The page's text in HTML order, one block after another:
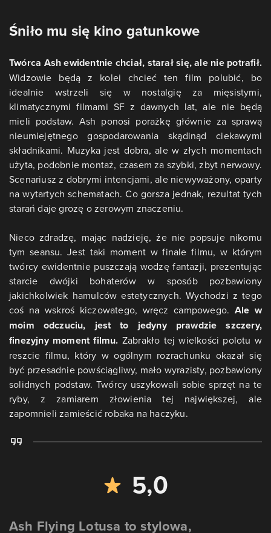
Śniło mu się kino gatunkowe
Twórca Ash ewidentnie chciał, starał się, ale nie potrafił.
Widzowie będą z kolei chcieć ten film polubić, bo
idealnie wstrzeli się w nostalgię za mięsistymi,
klimatycznymi filmami SF z dawnych lat, ale nie będą
mieli podstaw. Ash ponosi porażkę głównie za sprawą
nieumiejętnego gospodarowania skądinąd ciekawymi
składnikami. Muzyka jest dobra, ale w złych momentach
użyta, podobnie montaż, czasem za szybki, zbyt nerwowy.
Scenariusz z dobrymi intencjami, ale niewyważony, oparty
na wytartych schematach. Co gorsza jednak, rezultat tych
starań daje grozę o zerowym znaczeniu.
Nieco zdradzę, mając nadzieję, że nie popsuje nikomu
tym seansu. Jest taki moment w finale filmu, w którym
twórcy ewidentnie puszczają wodzę fantazji, prezentując
starcie dwójki bohaterów w sposób pozbawiony
jakichkolwiek hamulców estetycznych. Wychodzi z tego
coś na wskroś kiczowatego, wręcz campowego. Ale w
moim odczuciu, jest to jedyny prawdzie szczery,
finezyjny moment filmu. Zabrakło tej wielkości polotu w
reszcie filmu, który w ogólnym rozrachunku okazał się
być przesadnie powściągliwy, mało wyrazisty, pozbawiony
solidnych podstaw. Twórcy uszykowali sobie sprzęt na te
ryby, z zamiarem złowienia tej największej, ale
zapomnieli zamieścić robaka na haczyku.
5,0
Ash Flying Lotusa to stylowa,